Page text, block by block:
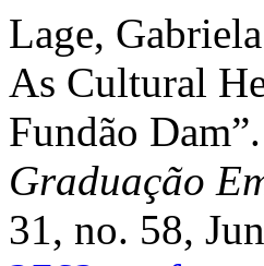
Lage,
As Cultural
Fundão Dam”.
Graduação
31, no. 58,